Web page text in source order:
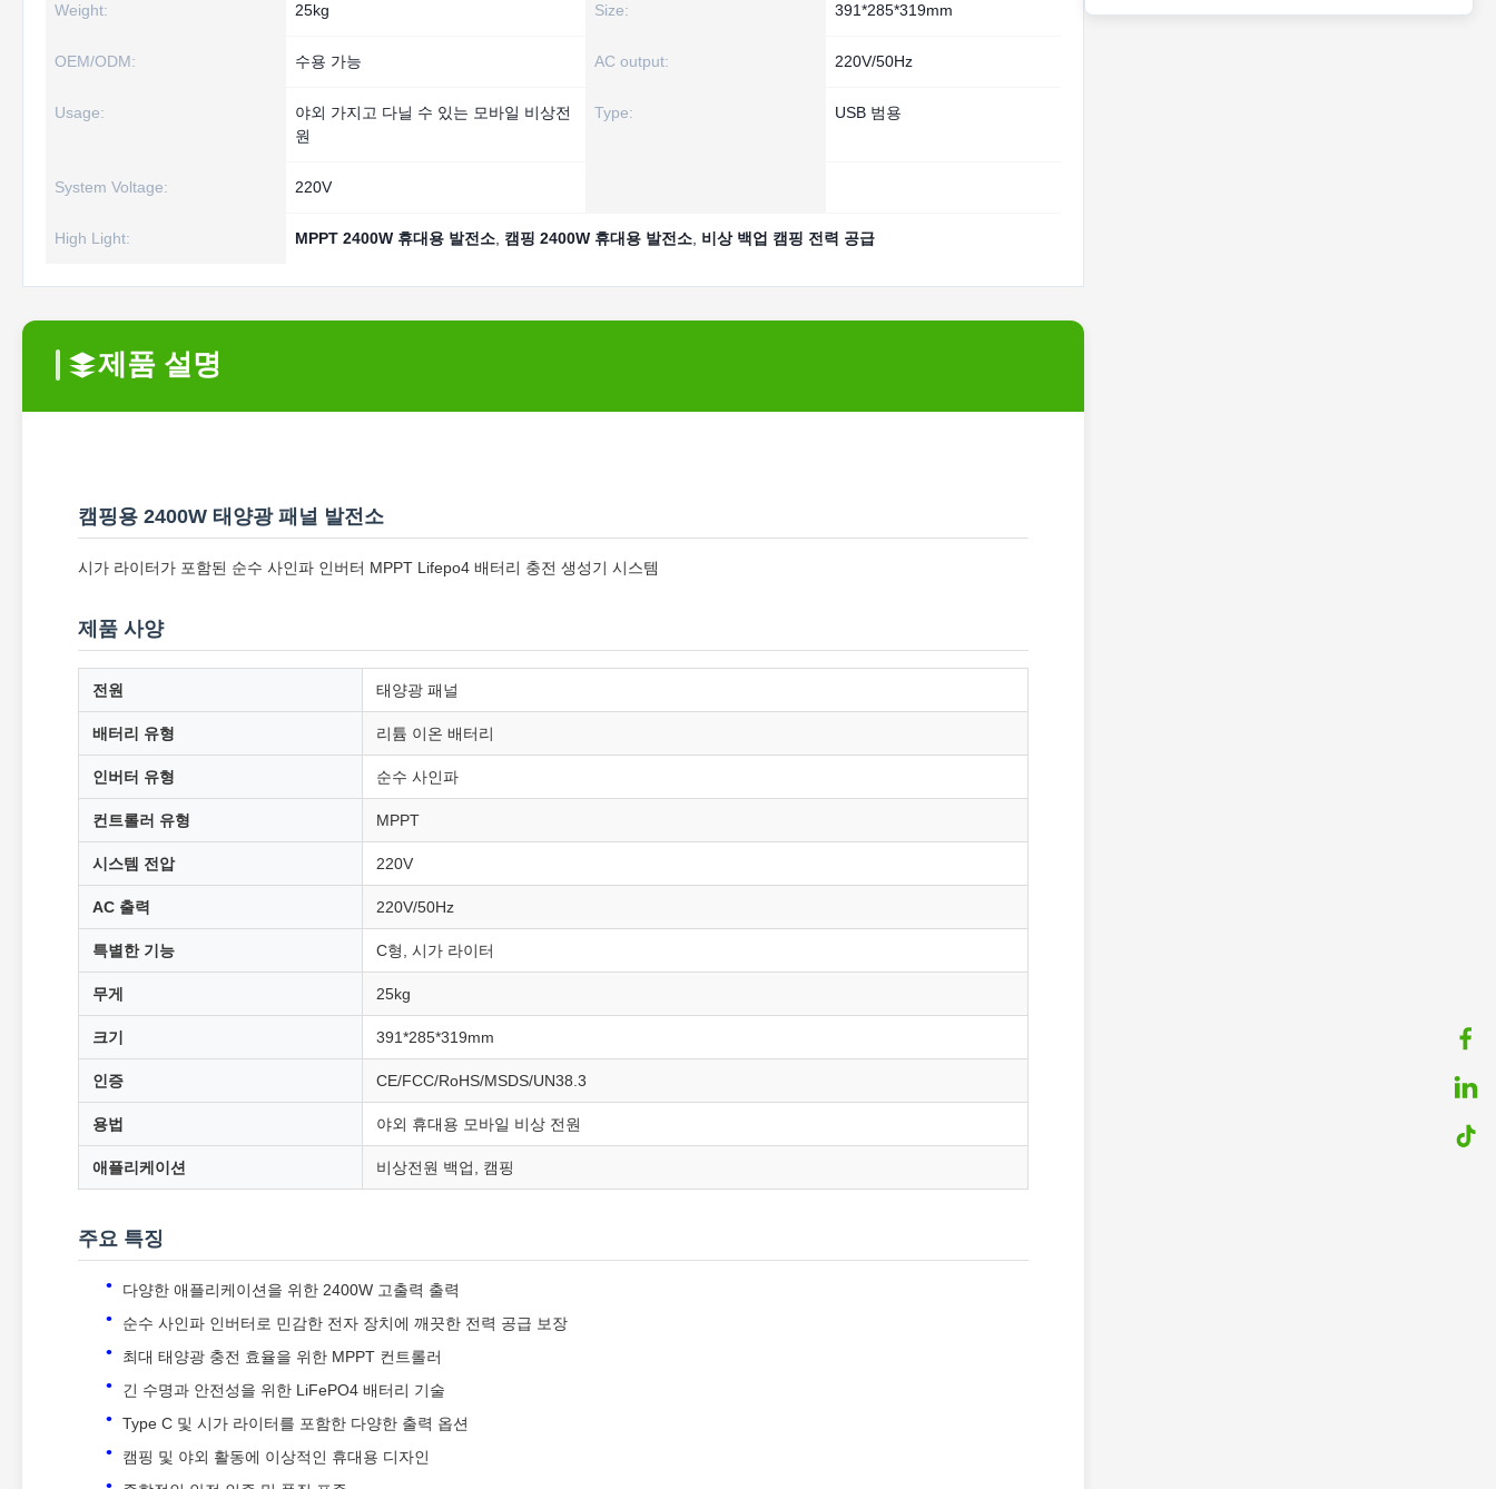
Weight: 25kg Size: 391*285*319mm
OEM/ODM: 수용 가능 AC output: 220V/50Hz
Usage:
야외 가지고 다닐 수 있는 모바일 비상전
원
Type: USB 범용
System Voltage: 220V
High Light: MPPT 2400W 휴대용 발전소 캠핑 2400W 휴대용 발전소 비상 백업 캠핑 전력 공급
제품 설명
캠핑용 2400W 태양광 패널 발전소
시가 라이터가 포함된 순수 사인파 인버터 MPPT Lifepo4 배터리 충전 생성기 시스템
제품 사양
전원 태양광 패널
배터리 유형 리튬 이온 배터리
인버터 유형 순수 사인파
컨트롤러 유형 MPPT
시스템 전압 220V
AC 출력 220V/50Hz
특별한 기능 C형, 시가 라이터
무게 25kg
크기 391*285*319mm
인증 CE/FCC/RoHS/MSDS/UN38.3
용법 야외 휴대용 모바일 비상 전원
애플리케이션 비상전원 백업, 캠핑
주요 특징
다양한 애플리케이션을 위한 2400W 고출력 출력
순수 사인파 인버터로 민감한 전자 장치에 깨끗한 전력 공급 보장
최대 태양광 충전 효율을 위한 MPPT 컨트롤러
긴 수명과 안전성을 위한 LiFePO4 배터리 기술
Type C 및 시가 라이터를 포함한 다양한 출력 옵션
캠핑 및 야외 활동에 이상적인 휴대용 디자인